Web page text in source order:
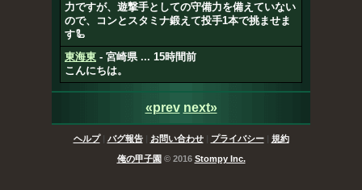
力ですが、遊撃手としての守備力を備えていない
ので、コンとスタミナ鍛えて投手1本で挑ませま
す🦾
東海東 - 宮崎県 ... 15時間前
こんにちは。
«prev next»
ヘルプ| バグ報告| お問い合わせ| プライバシー| 規約
俺の甲子園 © 2016 Stompy Inc.